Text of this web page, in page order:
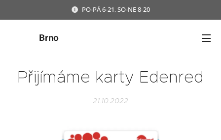
PO-PÁ 6-21, SO-NE 8-20
Brno
Přijímáme karty Edenred
21.10.2022